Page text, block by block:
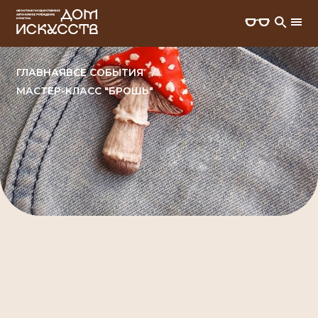
ГЛАВНАЯВСЕ СОБЫТИЯ
МАСТЕР-КЛАСС "БРОШЬ"